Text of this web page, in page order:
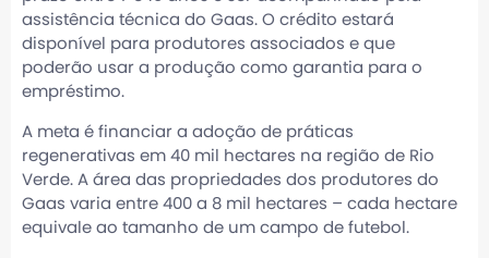
assistência técnica do Gaas. O crédito estará
disponível para produtores associados e que
poderão usar a produção como garantia para o
empréstimo.
A meta é financiar a adoção de práticas
regenerativas em 40 mil hectares na região de Rio
Verde. A área das propriedades dos produtores do
Gaas varia entre 400 a 8 mil hectares – cada hectare
equivale ao tamanho de um campo de futebol.